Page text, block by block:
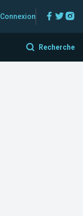
Connexion
Recherche